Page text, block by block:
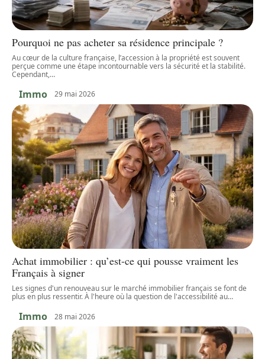
Pourquoi ne pas acheter sa résidence principale ?
Au cœur de la culture française, l’accession à la propriété est souvent
perçue comme une étape incontournable vers la sécurité et la stabilité.
Cependant,…
Immo 29 mai 2026
Achat immobilier : qu’est-ce qui pousse vraiment les
Français à signer
Les signes d'un renouveau sur le marché immobilier français se font de
plus en plus ressentir. À l'heure où la question de l'accessibilité au…
Immo 28 mai 2026